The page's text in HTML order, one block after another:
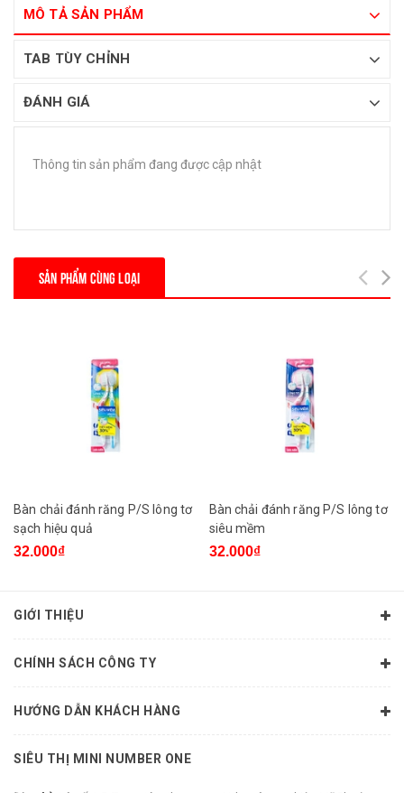
MÔ TẢ SẢN PHẨM
TAB TÙY CHỈNH
ĐÁNH GIÁ
Thông tin sản phẩm đang được cập nhật
SẢN PHẨM CÙNG LOẠI
Bàn chải đánh răng P/S lông tơ
sạch hiệu quả
32.000₫
Bàn chải đánh răng P/S lông tơ
siêu mềm
32.000₫
GIỚI THIỆU
CHÍNH SÁCH CÔNG TY
HƯỚNG DẪN KHÁCH HÀNG
SIÊU THỊ MINI NUMBER ONE